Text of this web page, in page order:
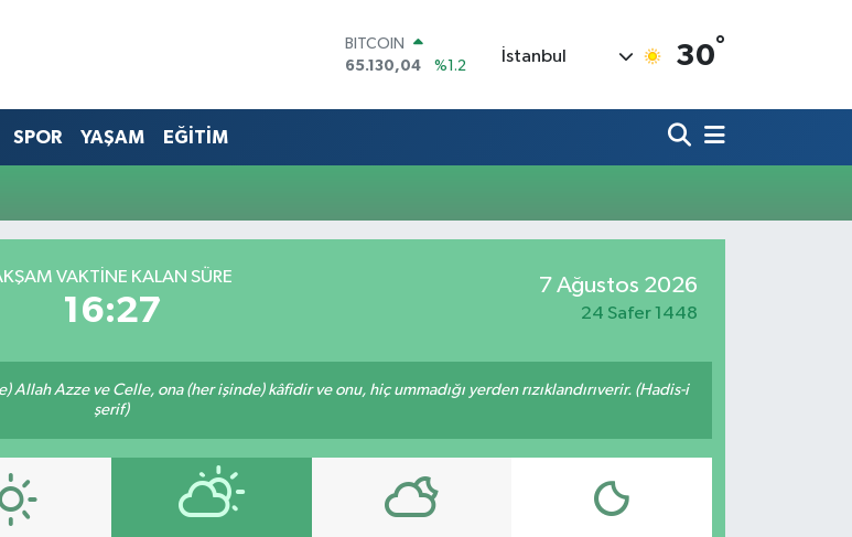
BITCOIN
65.130,04
%1.2
47,7106
%0.17
GRAM ALTIN
6618.49
%2.12
İstanbul 30°
SPOR YAŞAM EĞİTİM
VAKTINE KALAN SÜRE
16:27
7 Ağustos 2026
24 Safer 1448
Azze ve Celle, ona (her işinde) kâfidir ve onu, hiç ummadığı yerden rızıklandırıverir. (Hadis-i
şerif)